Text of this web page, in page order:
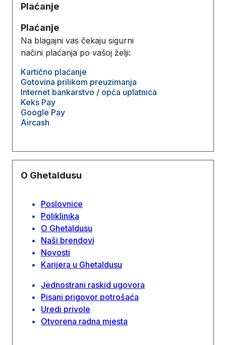
Plaćanje
Plaćanje
Na blagajni vas čekaju sigurni
načini plaćanja po vašoj želji:
Kartično plaćanje
Gotovina prilikom preuzimanja
Internet bankarstvo / opća uplatnica
Keks Pay
Google Pay
Aircash
O Ghetaldusu
Poslovnice
Poliklinika
O Ghetaldusu
Naši brendovi
Novosti
Karijera u Ghetaldusu
Jednostrani raskid ugovora
Pisani prigovor potrošaća
Uredi privole
Otvorena radna mjesta